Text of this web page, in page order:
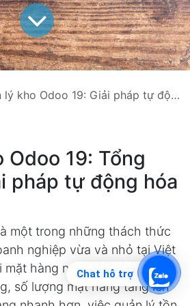
Odoo 19: Giải pháp tự động hóa tồn kho cho doanh nghiệp Việt Nam
Odoo 19: Tổng
pháp tự động hóa
một trong những thách thức
nghiệp vừa và nhỏ tại Việt
hàng ngày. Khi quy mô
số lượng mặt hàng tăng lên
Chat hỗ trợ